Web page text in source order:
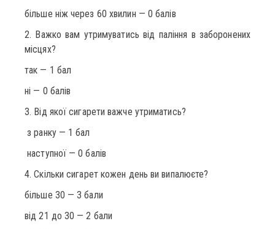
більше ніж через 60 хвилин — 0 балів
2. Важко вам утримуватись від паління в заборонених
місцях?
так — 1 бал
ні — 0 балів
3. Від якої сигарети важче утриматись?
з ранку — 1 бал
наступної — 0 балів
4. Скільки сигарет кожен день ви випалюєте?
більше 30 — 3 бали
від 21 до 30 — 2 бали